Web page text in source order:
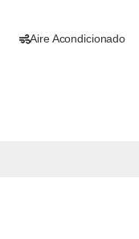
Aire Acondicionado